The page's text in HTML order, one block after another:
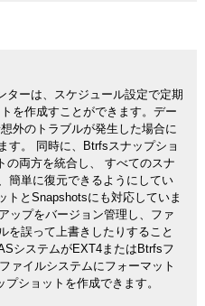
ターは、スケジュール設定で定期
を作成すことができます。デー
外のトラブルが発生した場合に
す。 同時に、Btrfsスナップショ
の両方を統合し、 すべてのスナ
簡単に復元できるようにしてい
トとSnapshotsにも対応していま
ップをバージョン管理し、ファ
を誤って上書きしたりすること
システムがEXT4またはBtrfsフ
ァイルシステムにフォーマット
ショットを作成できます。